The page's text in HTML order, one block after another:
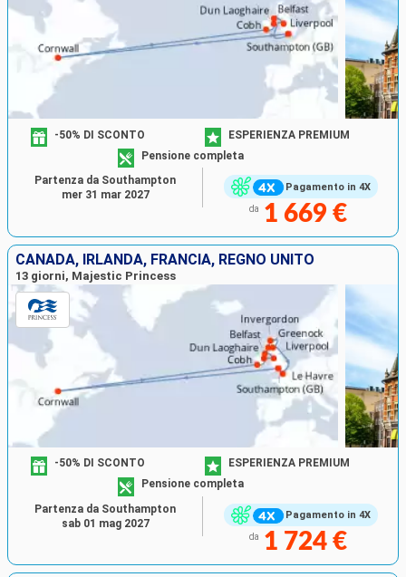
Pagamento in 4X
-50% DI SCONTO
ESPERIENZA PREMIUM
Pensione completa
da 1 669 €
Partenza da Southampton
mer 31 mar 2027
CANADA, IRLANDA, FRANCIA, REGNO UNITO
13 giorni, Majestic Princess
Pagamento in 4X
-50% DI SCONTO
ESPERIENZA PREMIUM
Pensione completa
da 1 724 €
Partenza da Southampton
sab 01 mag 2027